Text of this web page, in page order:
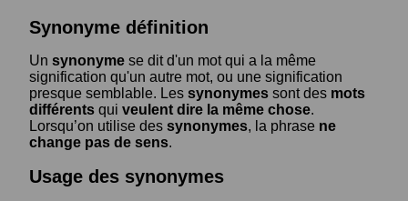
Synonyme définition
Un synonyme se dit d'un mot qui a la même
signification qu'un autre mot, ou une signification
presque semblable. Les synonymes sont des mots
différents qui veulent dire la même chose.
Lorsqu’on utilise des synonymes, la phrase ne
change pas de sens.
Usage des synonymes